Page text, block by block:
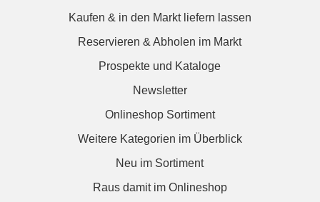
Kaufen & in den Markt liefern lassen
Reservieren & Abholen im Markt
Prospekte und Kataloge
Newsletter
Onlineshop Sortiment
Weitere Kategorien im Überblick
Neu im Sortiment
Raus damit im Onlineshop